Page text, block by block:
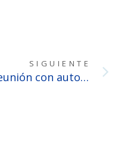
SIGUIENTE
Reunión con autoridades de la Cámara Inmobiliaria Argentina